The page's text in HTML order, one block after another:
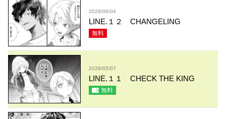
2026/06/04
LINE.１２ CHANGELING
無料
2026/05/07
LINE.１１ CHECK THE KING
無料